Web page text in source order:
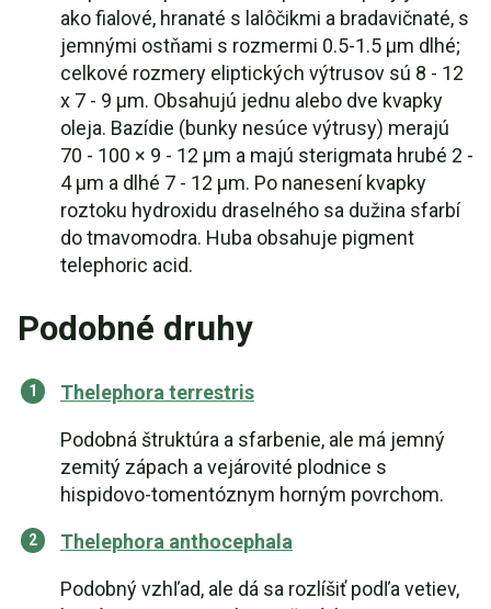
ako fialové, hranaté s lalôčikmi a bradavičnaté, s
jemnými ostňami s rozmermi 0.5-1.5 µm dlhé;
celkové rozmery eliptických výtrusov sú 8 - 12
x 7 - 9 µm. Obsahujú jednu alebo dve kvapky
oleja. Bazídie (bunky nesúce výtrusy) merajú
70 - 100 × 9 - 12 µm a majú sterigmata hrubé 2 -
4 µm a dlhé 7 - 12 µm. Po nanesení kvapky
roztoku hydroxidu draselného sa dužina sfarbí
do tmavomodra. Huba obsahuje pigment
telephoric acid.
Podobné druhy
Thelephora terrestris
Podobná štruktúra a sfarbenie, ale má jemný
zemitý zápach a vejárovité plodnice s
hispidovo-tomentóznym horným povrchom.
Thelephora anthocephala
Podobný vzhľad, ale dá sa rozlíšiť podľa vetiev,